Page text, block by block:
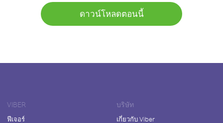
ดาวน์โหลดตอนนี้
VIBER
ฟีเจอร์
บริษัท
เกี่ยวกับ Viber